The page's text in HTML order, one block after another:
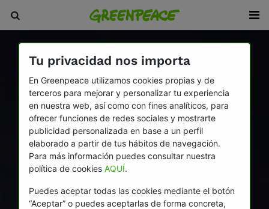
Tu privacidad nos importa
En Greenpeace utilizamos cookies propias y de
terceros para mejorar y personalizar tu experiencia
en nuestra web, así como con fines analíticos, para
ofrecer funciones de redes sociales y mostrarte
publicidad personalizada en base a un perfil
elaborado a partir de tus hábitos de navegación.
Para más información puedes consultar nuestra
política de cookies AQUÍ.
Puedes aceptar todas las cookies mediante el botón
“Aceptar” o puedes aceptarlas de forma concreta,